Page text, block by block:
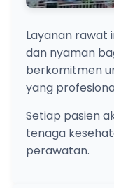
Layanan rawat
dan nyaman
berkomitmen
yang
Setiap pasien
tenaga
perawatan.